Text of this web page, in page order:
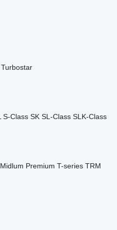
Turbostar
S-Class SK SL-Class SLK-Class
Midlum Premium T-series TRM